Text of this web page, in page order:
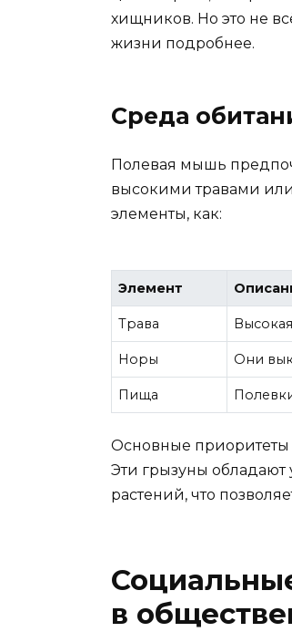
хищников. Но это не
жизни подробнее.
Среда
Полевая мышь
высокими травами
элементы, как:
Элемент
Трава
Норы Они
Пища
Основные
Эти грызуны
растений, что
в